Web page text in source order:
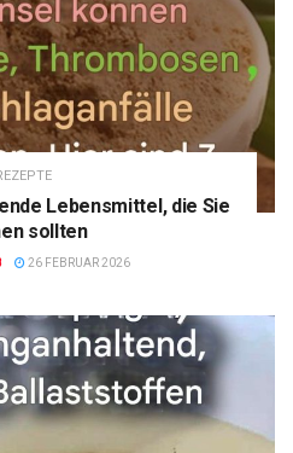
Lebensmittel, die Sie
sollten
26 FEBRUAR 2026